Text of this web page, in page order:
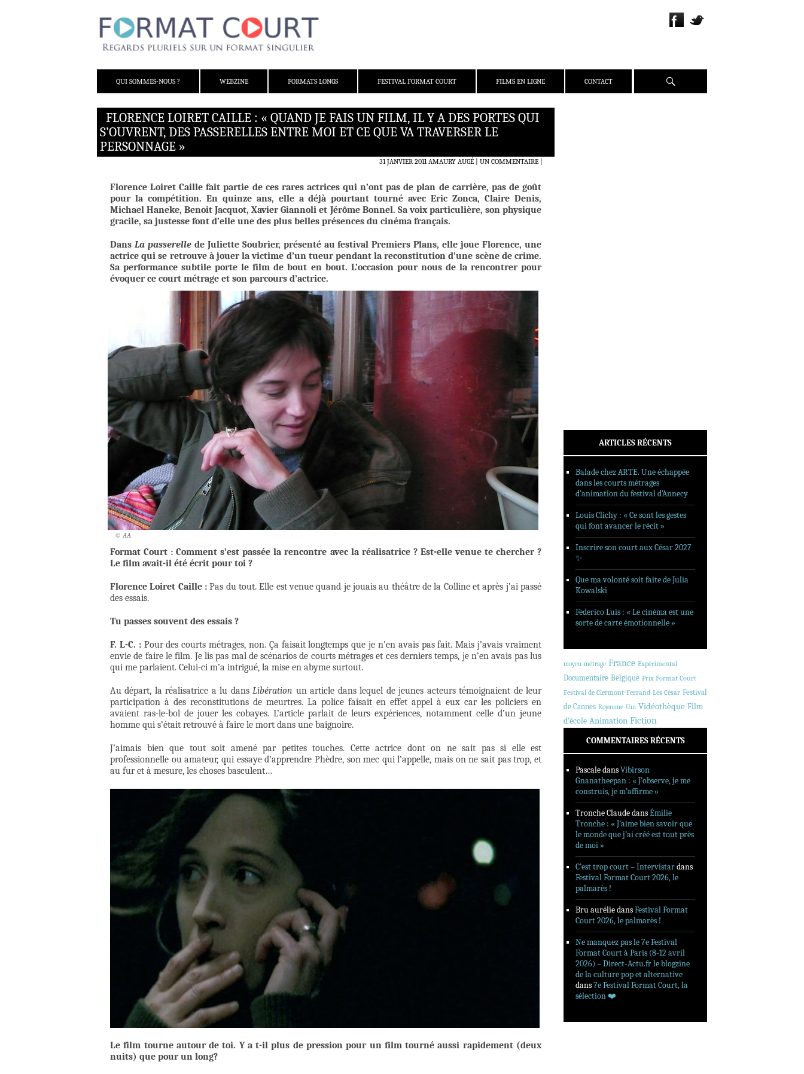
QUI SOMMES-NOUS ?
WEBZINE FORMATS LONGS FESTIVAL FORMAT COURT FILMS EN LIGNE CONTACT Recherche
FLORENCE LOIRET CAILLE : « QUAND JE FAIS UN FILM, IL Y A DES PORTES QUI
S’OUVRENT, DES PASSERELLES ENTRE MOI ET CE QUE VA TRAVERSER LE
PERSONNAGE »
31 JANVIER 2011 AMAURY AUGÉ UN COMMENTAIRE|
Florence Loiret Caille fait partie de ces rares actrices qui n’ont pas de plan de carrière, pas de goût
pour la compétition. En quinze ans, elle a déjà pourtant tourné avec Eric Zonca, Claire Denis,
Michael Haneke, Benoit Jacquot, Xavier Giannoli et Jérôme Bonnel. Sa voix particulière, son physique
gracile, sa justesse font d’elle une des plus belles présences du cinéma français.
Dans La passerellede Juliette Soubrier, présenté au festival Premiers Plans, elle joue Florence, une
actrice qui se retrouve à jouer la victime d’un tueur pendant la reconstitution d’une scène de crime.
Sa performance subtile porte le film de bout en bout. L’occasion pour nous de la rencontrer pour
évoquer ce court métrage et son parcours d’actrice.
© AA
Format Court : Comment s’est passée la rencontre avec la réalisatrice ? Est-elle venue te chercher ?
Le film avait-il été écrit pour toi ?
Florence Loiret Caille :Pas du tout. Elle est venue quand je jouais au théâtre de la Colline et après j’ai passé
des essais.
Tu passes souvent des essais ?
F. L-C. :Pour des courts métrages, non. Ça faisait longtemps que je n’en avais pas fait. Mais j’avais vraiment
envie de faire le film. Je lis pas mal de scénarios de courts métrages et ces derniers temps, je n’en avais pas lus
qui me parlaient. Celui-ci m’a intrigué, la mise en abyme surtout.
Au départ, la réalisatrice a lu dansLibération un article dans lequel de jeunes acteurs témoignaient de leur
participation à des reconstitutions de meurtres. La police faisait en effet appel à eux car les policiers en
avaient ras-le-bol de jouer les cobayes. L’article parlait de leurs expériences, notamment celle d’un jeune
homme qui s’était retrouvé à faire le mort dans une baignoire.
J’aimais bien que tout soit amené par petites touches. Cette actrice dont on ne sait pas si elle est
professionnelle ou amateur, qui essaye d’apprendre Phèdre, son mec qui l’appelle, mais on ne sait pas trop, et
au fur et à mesure, les choses basculent…
Le film tourne autour de toi. Y a t-il plus de pression pour un film tourné aussi rapidement (deux
nuits) que pour un long?
ARTICLES RÉCENTS
Balade chez ARTE. Une échappée
dans les courts métrages
d’animation du festival d’Annecy
Louis Clichy : « Ce sont les gestes
qui font avancer le récit »
Inscrire son court aux César 2027
✨
Que ma volonté soit faite de Julia
Kowalski
Federico Luis : « Le cinéma est une
sorte de carte émotionnelle »
moyen-métrage France Expérimental
Documentaire Belgique Prix Format Court
Festival de Clermont-Ferrand Les César Festival
de Cannes Royaume-Uni Vidéothèque Film
d'école Animation Fiction
COMMENTAIRES RÉCENTS
PascaledansVibirson
Gnanatheepan : « J’observe, je me
construis, je m’affirme »
Tronche ClaudedansÉmilie
Tronche : « J’aime bien savoir que
le monde que j’ai créé est tout près
de moi »
C’est trop court – Intervistardans
Festival Format Court 2026, le
palmarès !
Bru auréliedansFestival Format
Court 2026, le palmarès !
Ne manquez pas le 7e Festival
Format Court à Paris (8-12 avril
2026) – Direct-Actu.fr le blogzine
de la culture pop et alternative
dans7e Festival Format Court, la
sélection ❤️‍